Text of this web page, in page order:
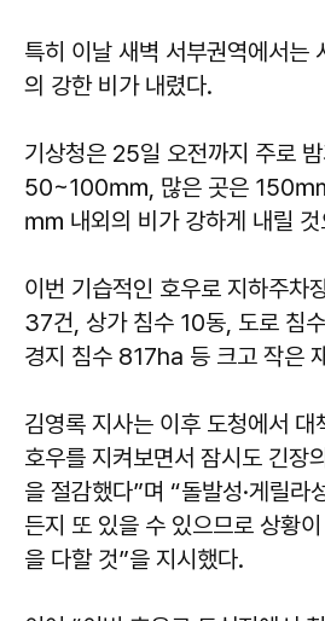
특히 이날 새벽 서부권역에서
의 강한 비가 내렸다.
기상청은 25일 오전까지 주로
50~100㎜, 많은 곳은 150
㎜ 내외의 비가 강하게 내릴 것
이번 기습적인 호우로 지하주차
37건, 상가 침수 10동, 도로 침
경지 침수 817ha 등 크고 작은
김영록 지사는 이후 도청에서 대
호우를 지켜보면서 잠시도 긴장
을 절감했다”며 “돌발성·게릴라
든지 또 있을 수 있으므로 상황
을 다할 것”을 지시했다.